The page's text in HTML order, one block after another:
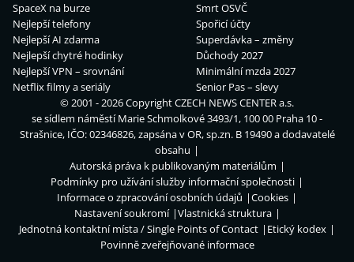
SpaceX na burze
Nejlepší telefony
Nejlepší AI zdarma
Nejlepší chytré hodinky
Nejlepší VPN – srovnání
Netflix filmy a seriály
Smrt OSVČ
Spořicí účty
Superdávka – změny
Důchody 2027
Minimální mzda 2027
Senior Pas – slevy
© 2001 - 2026 CopyrightCZECH NEWS CENTER a.s.
se sídlem náměstí Marie Schmolkové 3493/1, 100 00 Praha 10 -
Strašnice, IČO: 02346826, zapsána v OR, sp.zn. B 19490 a dodavatelé
obsahu
Autorská práva k publikovaným materiálům
Podmínky pro užívání služby informační společnosti
Informace o zpracování osobních údajů
Cookies
Nastavení soukromí
Vlastnická struktura
Jednotná kontaktní místa / Single Points of Contact
Etický kodex
Povinně zveřejňované informace